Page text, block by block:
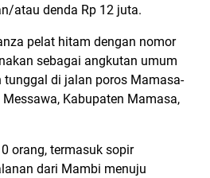
atau denda Rp 12 juta.
pelat hitam dengan nomor
sebagai angkutan umum
tunggal di jalan poros Mamasa-
Kabupaten Mamasa,
orang, termasuk sopir
dari Mambi menuju